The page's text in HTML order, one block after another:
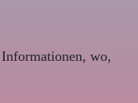
wo,